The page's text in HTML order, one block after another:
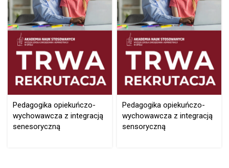
Pedagogika opiekuńczo-
wychowawcza z integracją
senesoryczną
Pedagogika opiekuńczo-
wychowawcza z integracją
sensoryczną